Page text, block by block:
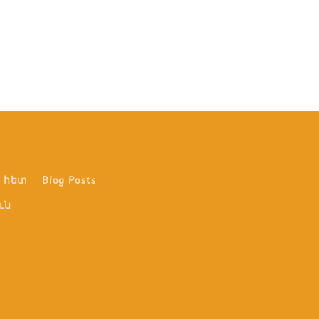
Blog Posts